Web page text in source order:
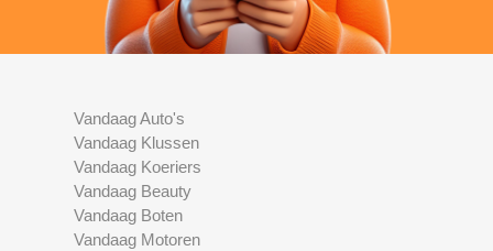
Vandaag Auto's
Vandaag Klussen
Vandaag Koeriers
Vandaag Beauty
Vandaag Boten
Vandaag Motoren